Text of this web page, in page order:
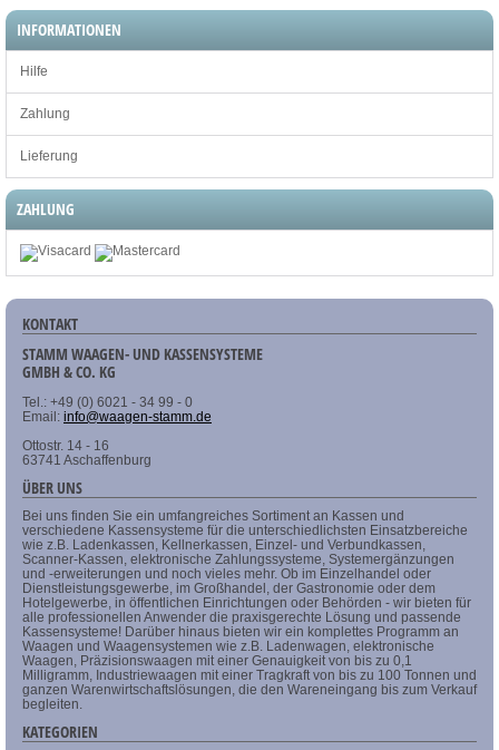
INFORMATIONEN
Hilfe
Zahlung
Lieferung
ZAHLUNG
KONTAKT
STAMM WAAGEN- UND KASSENSYSTEME
GMBH & CO. KG
Tel.: +49 (0) 6021 - 34 99 - 0
Email: info@waagen-stamm.de
Ottostr. 14 - 16
63741 Aschaffenburg
ÜBER UNS
Bei uns finden Sie ein umfangreiches Sortiment an Kassen und
verschiedene Kassensysteme für die unterschiedlichsten Einsatzbereiche
wie z.B. Ladenkassen, Kellnerkassen, Einzel- und Verbundkassen,
Scanner-Kassen, elektronische Zahlungssysteme, Systemergänzungen
und -erweiterungen und noch vieles mehr. Ob im Einzelhandel oder
Dienstleistungsgewerbe, im Großhandel, der Gastronomie oder dem
Hotelgewerbe, in öffentlichen Einrichtungen oder Behörden - wir bieten für
alle professionellen Anwender die praxisgerechte Lösung und passende
Kassensysteme! Darüber hinaus bieten wir ein komplettes Programm an
Waagen und Waagensystemen wie z.B. Ladenwagen, elektronische
Waagen, Präzisionswaagen mit einer Genauigkeit von bis zu 0,1
Milligramm, Industriewaagen mit einer Tragkraft von bis zu 100 Tonnen und
ganzen Warenwirtschaftslösungen, die den Wareneingang bis zum Verkauf
begleiten.
KATEGORIEN